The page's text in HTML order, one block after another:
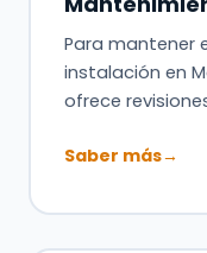
Para mantener
instalación en
ofrece
Saber más→